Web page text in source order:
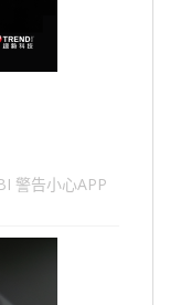
警告小心APP